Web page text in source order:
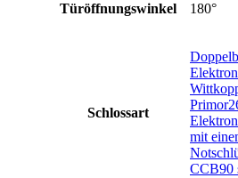
Türöffnungswinkel 180°
Schlossart
mit
CCB90